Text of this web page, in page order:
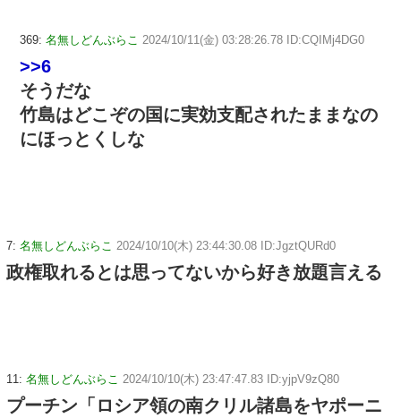
369: 名無しどんぶらこ 2024/10/11(金) 03:28:26.78 ID:CQIMj4DG0
>>6
そうだな
竹島はどこぞの国に実効支配されたままなの
にほっとくしな
7: 名無しどんぶらこ 2024/10/10(木) 23:44:30.08 ID:JgztQURd0
政権取れるとは思ってないから好き放題言える
11: 名無しどんぶらこ 2024/10/10(木) 23:47:47.83 ID:yjpV9zQ80
プーチン「ロシア領の南クリル諸島をヤポーニ